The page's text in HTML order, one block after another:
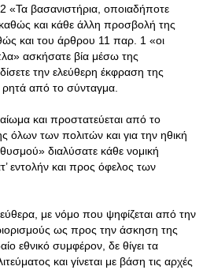
«Τα βασανιστήρια, οποιαδήποτε
και κάθε άλλη προσβολή της
και του άρθρου 11 παρ. 1 «οι
ασκήσατε βία μέσω της
την ελεύθερη έκφραση της
ρητά από το σύνταγμα.
και προστατεύεται από το
των πολιτών και για την ηθική
διαλύσατε κάθε νομική
εντολήν και προς όφελος των
με νόμο που ψηφίζεται από την
ως προς την άσκηση της
εθνικό συμφέρον, δε θίγει τα
και γίνεται με βάση τις αρχές